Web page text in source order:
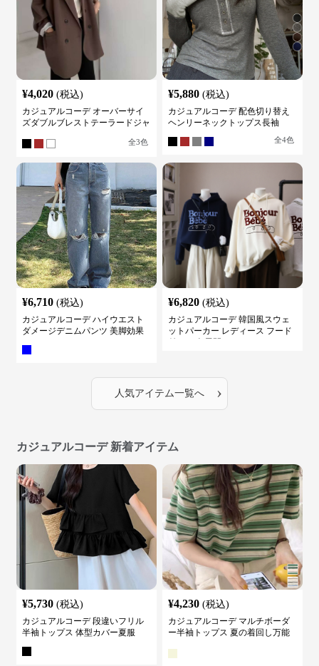
¥4,020 (税込)
カジュアルコーデ オーバーサイ
ズダブルブレストテーラードジャ
全3色
¥5,880 (税込)
カジュアルコーデ 配色切り替え
ヘンリーネックトップス長袖
全4色
¥6,710 (税込)
カジュアルコーデ ハイウエスト
ダメージデニムパンツ 美脚効果
¥6,820 (税込)
カジュアルコーデ 韓国風スウェ
ットパーカー レディース フード
人気アイテム一覧へ ›
カジュアルコーデ 新着アイテム
¥5,730 (税込)
カジュアルコーデ 段違いフリル
半袖トップス 体型カバー夏服
¥4,230 (税込)
カジュアルコーデ マルチボーダ
ー半袖トップス 夏の着回し万能